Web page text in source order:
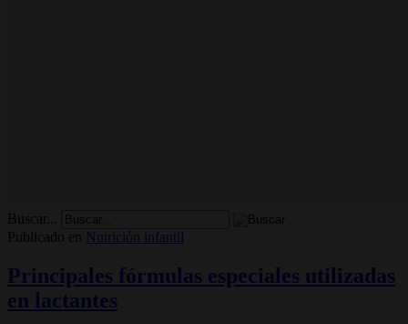
Buscar...
Publicado en
Nutrición infantil
Principales fórmulas especiales utilizadas
en lactantes